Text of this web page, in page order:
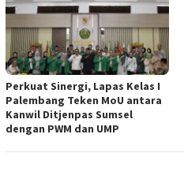
Perkuat Sinergi, Lapas Kelas I
Palembang Teken MoU antara
Kanwil Ditjenpas Sumsel
dengan PWM dan UMP